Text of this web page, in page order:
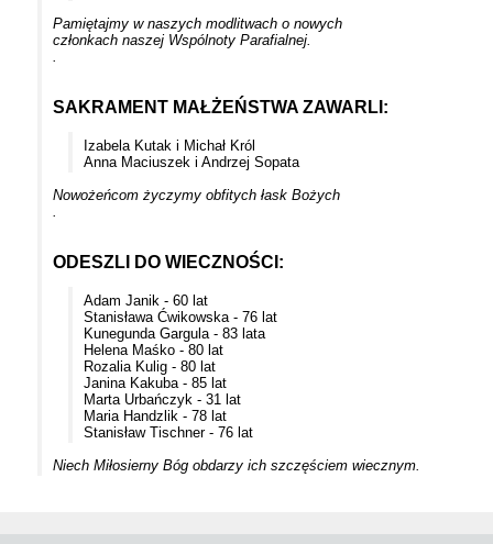
Pamiętajmy w naszych modlitwach o nowych
członkach naszej Wspólnoty Parafialnej.
SAKRAMENT MAŁŻEŃSTWA ZAWARLI:
Izabela Kutak i Michał Król
Anna Maciuszek i Andrzej Sopata
Nowożeńcom życzymy obfitych łask Bożych
ODESZLI DO WIECZNOŚCI:
Adam Janik - 60 lat
Stanisława Ćwikowska - 76 lat
Kunegunda Gargula - 83 lata
Helena Maśko - 80 lat
Rozalia Kulig - 80 lat
Janina Kakuba - 85 lat
Marta Urbańczyk - 31 lat
Maria Handzlik - 78 lat
Stanisław Tischner - 76 lat
Niech Miłosierny Bóg obdarzy ich szczęściem wiecznym.